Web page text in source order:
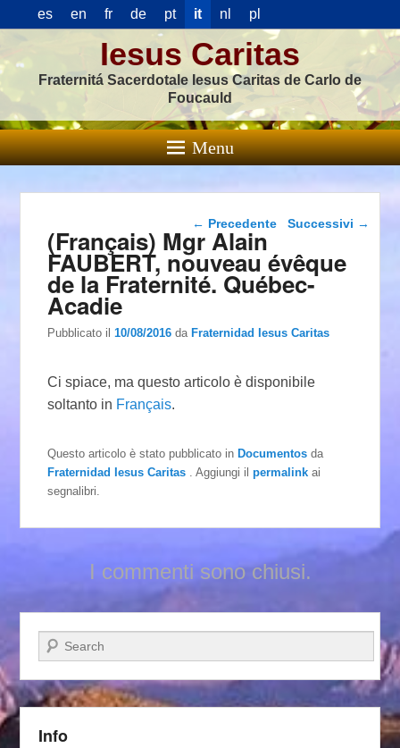
es en fr de pt it nl pl
Iesus Caritas
Fraternitá Sacerdotale Iesus Caritas de Carlo de
Foucauld
Menu
Navigazione articolo
← Precedente Successivi →
(Français) Mgr Alain
FAUBERT, nouveau évêque
de la Fraternité. Québec-
Acadie
Pubblicato il10/08/2016 daFraternidad Iesus Caritas
Ci spiace, ma questo articolo è disponibile
soltanto in Français.
Questo articolo è stato pubblicato inDocumentos da
Fraternidad Iesus Caritas
. Aggiungi ilpermalink ai
segnalibri.
I commenti sono chiusi.
Cerca
Info